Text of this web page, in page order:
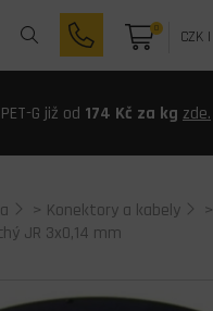
0 CZK|
PET-G již od 174 Kč za kg zde.
> Konektory a kabely >
JR 3x0,14 mm